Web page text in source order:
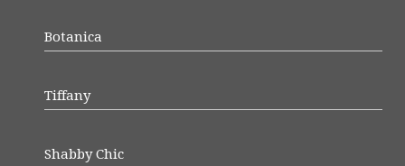
Botanica
Tiffany
Shabby Chic